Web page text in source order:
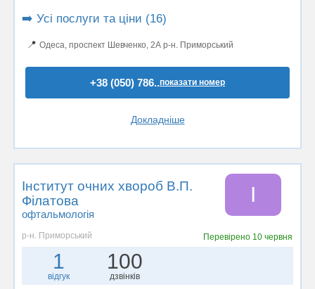
➡️ Усі послуги та ціни (16)
📍 Одеса, проспект Шевченко, 2А р-н. Приморський
+38 (050) 786..показати номер
Докладніше
Інститут очних хвороб В.П.
Філатова
офтальмологія
І
р-н. Приморський Перевірено 10 червня
1
відгук
100
дзвінків